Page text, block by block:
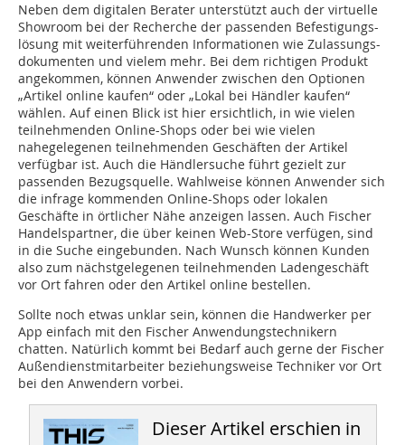
Neben dem digitalen Berater unterstützt auch der virtuelle
Showroom bei der Recherche der passenden Befestigungs-
lösung mit weiterführenden Informationen wie Zulassungs-
dokumenten und vielem mehr. Bei dem richtigen Produkt
angekommen, können Anwender zwischen den Optionen
„Artikel online kaufen“ oder „Lokal bei Händler kaufen“
wählen. Auf einen Blick ist hier ersichtlich, in wie vielen
teilnehmenden Online-Shops oder bei wie vielen
nahegelegenen teilnehmenden Geschäften der Artikel
verfügbar ist. Auch die Händlersuche führt gezielt zur
passenden Bezugsquelle. Wahlweise können Anwender sich
die infrage kommenden Online-Shops oder lokalen
Geschäfte in örtlicher Nähe anzeigen lassen. Auch Fischer
Handelspartner, die über keinen Web-Store verfügen, sind
in die Suche eingebunden. Nach Wunsch können Kunden
also zum nächstgelegenen teilnehmenden Ladengeschäft
vor Ort fahren oder den Artikel online bestellen.
Sollte noch etwas unklar sein, können die Handwerker per
App einfach mit den Fischer Anwendungstechnikern
chatten. Natürlich kommt bei Bedarf auch gerne der Fischer
Außendienstmitarbeiter beziehungsweise Techniker vor Ort
bei den Anwendern vorbei.
Dieser Artikel erschien in